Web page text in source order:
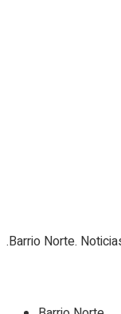
.Barrio Norte.